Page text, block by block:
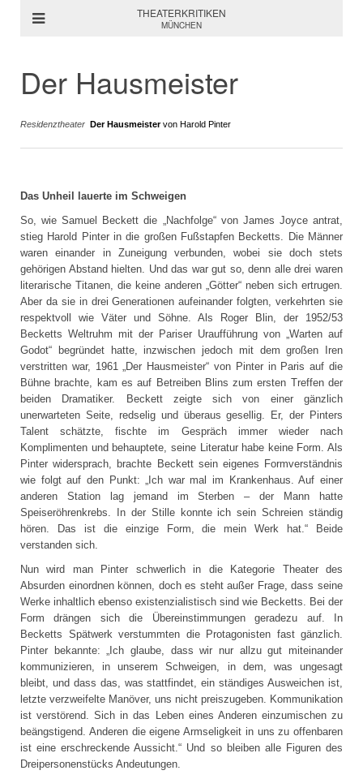
THEATERKRITIKEN
MÜNCHEN
Der Hausmeister
Residenztheater Der Hausmeistervon Harold Pinter
Das Unheil lauerte im Schweigen
So, wie Samuel Beckett die „Nachfolge“ von James Joyce antrat,
stieg Harold Pinter in die großen Fußstapfen Becketts. Die Männer
waren einander in Zuneigung verbunden, wobei sie doch stets
gehörigen Abstand hielten. Und das war gut so, denn alle drei waren
literarische Titanen, die keine anderen „Götter“ neben sich ertrugen.
Aber da sie in drei Generationen aufeinander folgten, verkehrten sie
respektvoll wie Väter und Söhne. Als Roger Blin, der 1952/53
Becketts Weltruhm mit der Pariser Uraufführung von „Warten auf
Godot“ begründet hatte, inzwischen jedoch mit dem großen Iren
verstritten war, 1961 „Der Hausmeister“ von Pinter in Paris auf die
Bühne brachte, kam es auf Betreiben Blins zum ersten Treffen der
beiden Dramatiker. Beckett zeigte sich von einer gänzlich
unerwarteten Seite, redselig und überaus gesellig. Er, der Pinters
Talent schätzte, fischte im Gespräch immer wieder nach
Komplimenten und behauptete, seine Literatur habe keine Form. Als
Pinter widersprach, brachte Beckett sein eigenes Formverständnis
wie folgt auf den Punkt: „Ich war mal im Krankenhaus. Auf einer
anderen Station lag jemand im Sterben – der Mann hatte
Speiseröhrenkrebs. In der Stille konnte ich sein Schreien ständig
hören. Das ist die einzige Form, die mein Werk hat.“ Beide
verstanden sich.
Nun wird man Pinter schwerlich in die Kategorie Theater des
Absurden einordnen können, doch es steht außer Frage, dass seine
Werke inhaltlich ebenso existenzialistisch sind wie Becketts. Bei der
Form drängen sich die Übereinstimmungen geradezu auf. In
Becketts Spätwerk verstummten die Protagonisten fast gänzlich.
Pinter bekannte: „Ich glaube, dass wir nur allzu gut miteinander
kommunizieren, in unserem Schweigen, in dem, was ungesagt
bleibt, und dass das, was stattfindet, ein ständiges Ausweichen ist,
letzte verzweifelte Manöver, uns nicht preiszugeben. Kommunikation
ist verstörend. Sich in das Leben eines Anderen einzumischen zu
beängstigend. Anderen die eigene Armseligkeit in uns zu offenbaren
ist eine erschreckende Aussicht.“ Und so bleiben alle Figuren des
Dreipersonenstücks Andeutungen.